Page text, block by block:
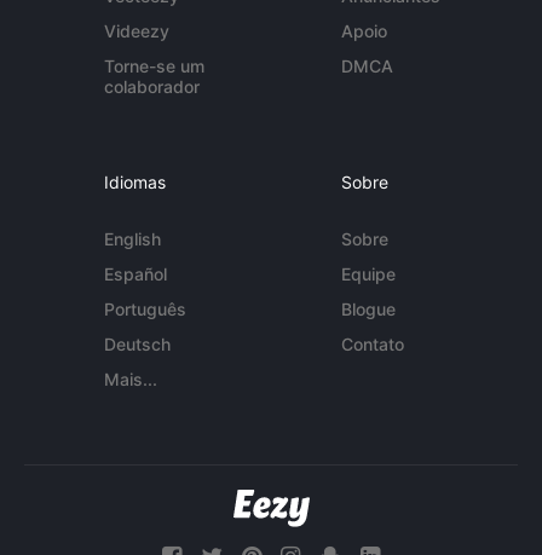
Videezy
Torne-se um
colaborador
Apoio
DMCA
Idiomas
English
Español
Português
Deutsch
Mais...
Sobre
Sobre
Equipe
Blogue
Contato